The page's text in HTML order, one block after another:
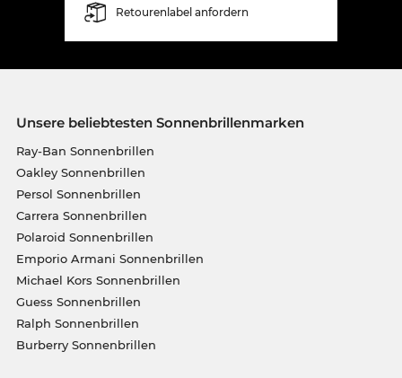
Retourenlabel anfordern
Unsere beliebtesten Sonnenbrillenmarken
Ray-Ban Sonnenbrillen
Oakley Sonnenbrillen
Persol Sonnenbrillen
Carrera Sonnenbrillen
Polaroid Sonnenbrillen
Emporio Armani Sonnenbrillen
Michael Kors Sonnenbrillen
Guess Sonnenbrillen
Ralph Sonnenbrillen
Burberry Sonnenbrillen